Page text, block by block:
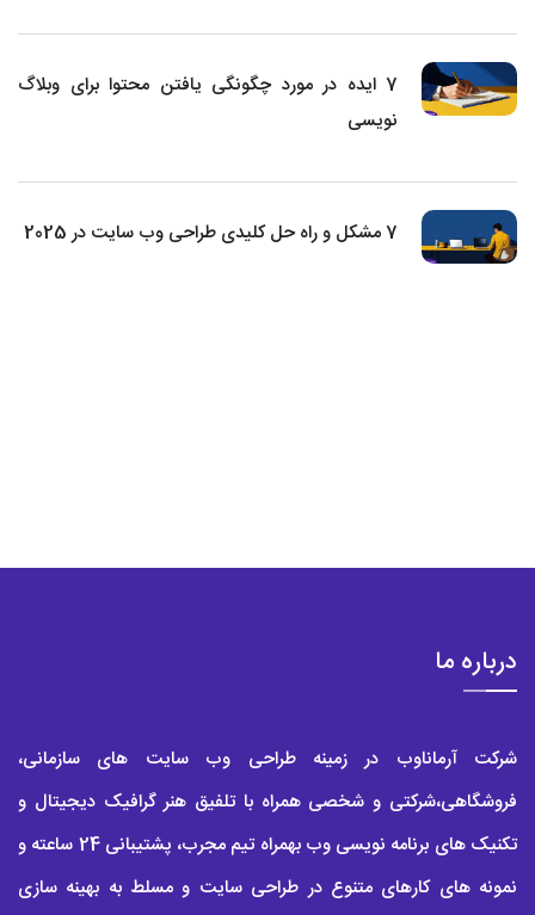
7 ایده در مورد چگونگی یافتن محتوا برای وبلاگ
نویسی
7 مشکل و راه حل کلیدی طراحی وب سایت در 2025
درباره ما
شرکت آرماناوب در زمینه طراحی وب سایت های سازمانی،
فروشگاهی،شرکتی و شخصی همراه با تلفیق هنر گرافیک دیجیتال و
تکنیک های برنامه نویسی وب بهمراه تیم مجرب، پشتیبانی 24 ساعته و
نمونه های کارهای متنوع در طراحی سایت و مسلط به بهینه سازی